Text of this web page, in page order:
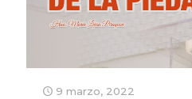
9 marzo, 2022